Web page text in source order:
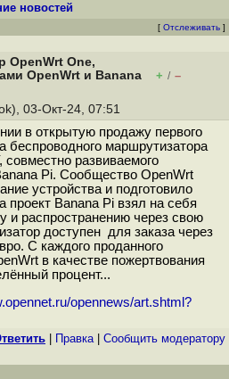
новостей
[ Отслеживать ]
OpenWrt One,
OpenWrt и Banana
+ / –
03-Окт-24, 07:51
в открытую продажу первого
беспроводного маршрутизатора
развиваемого
Pi. Сообщество OpenWrt
устройства и подготовило
проект Banana Pi взял на себя
и распространению через свою
доступен для заказа через
С каждого проданного
в качестве пожертвования
процент...
opennews/art.shtml?
Правка| Cообщить модератору